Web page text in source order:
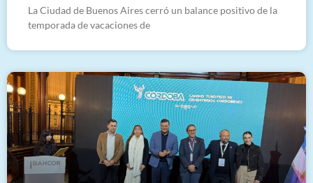
La Ciudad de Buenos Aires cerró un balance positivo de la
temporada de vacaciones de